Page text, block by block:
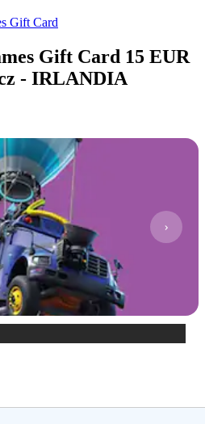
Gift Card
Gift Card 15 EUR
- IRLANDIA